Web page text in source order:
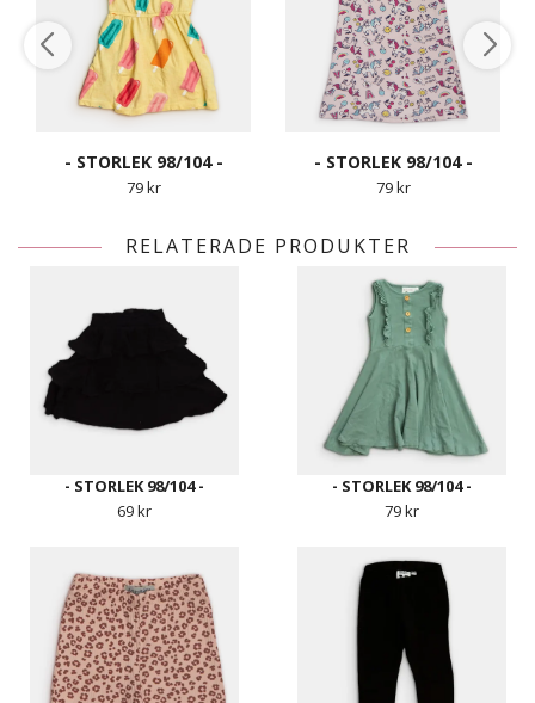
- STORLEK 98/104 -
79 kr
- STORLEK 98/104 -
79 kr
RELATERADE PRODUKTER
- STORLEK 98/104 -
69 kr
- STORLEK 98/104 -
79 kr